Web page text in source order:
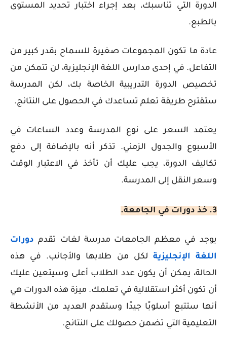
الدورة التي تناسبك، بعد إجراء اختبار تحديد المستوى
بالطبع.
عادة ما تكون المجموعات صغيرة للسماح بقدر كبير من
التفاعل. في إحدى مدارس اللغة الإنجليزية، لن تتمكن من
تخصيص الدورة التدريبية الخاصة بك، لكن المدرسة
ستقترح طريقة تعلم تساعدك في الحصول على النتائج.
يعتمد السعر على نوع المدرسة وعدد الساعات في
الأسبوع والجدول الزمني. تذكر أنه بالإضافة إلى دفع
تكاليف الدورة، يجب عليك أن تأخذ في الاعتبار الوقت
وسعر النقل إلى المدرسة.
3. خذ دورات في الجامعة.
يوجد في معظم الجامعات مدرسة لغات تقدم دورات
اللغة الإنجليزية لكل من طلابها والأجانب. في هذه
الحالة، يمكن أن يكون عدد الطلاب أعلى وسيتعين عليك
أن تكون أكثر استقلالية في تعلمك. ميزة هذه الدورات هي
أنها ستتبع أسلوبًا جيدًا وستقدم العديد من الأنشطة
التعليمية التي تضمن حصولك على النتائج.